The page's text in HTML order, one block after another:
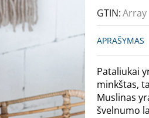
GTIN:Array
APRAŠYMAS
Pataliukai
minkštas,
Muslinas
švelnumo